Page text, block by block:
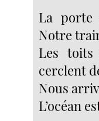
La porte
Notre
Les toits
cerclent
Nous
L’océan